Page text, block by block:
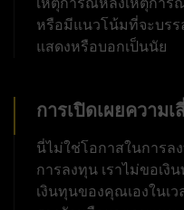
หรือมีแนวโน้มที่จะบร
แสดงหรือบอกเป็นนัย
การเปิดเผยความเ
นี่ไม่ใช่โอกาสในการล
การลงทุน เราไม่ขอเงิ
เงินทุนของคุณเองในเ